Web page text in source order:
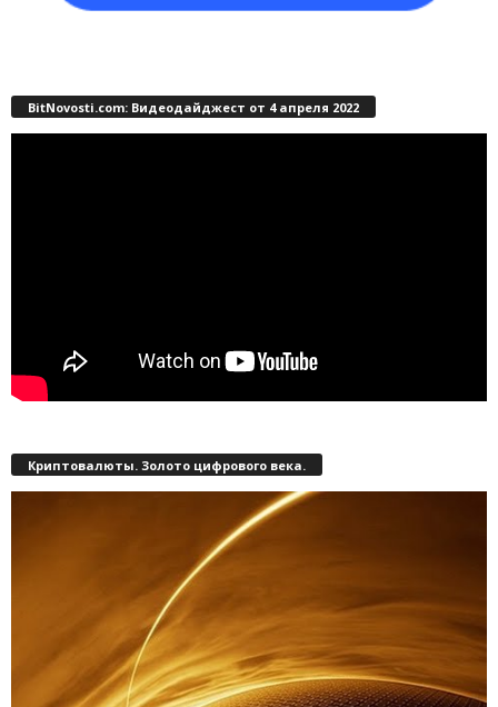
BitNovosti.com: Видеодайджест от 4 апреля 2022
Криптовалюты. Золото цифрового века.